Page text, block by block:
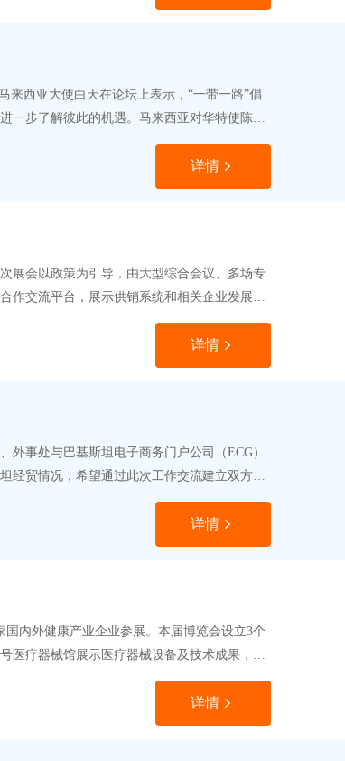
西亚大使白天在论坛上表示，“一带一路”倡
一步了解彼此的机遇。马来西亚对华特使陈国
详情
展会以政策为引导，由大型综合会议、多场专
作交流平台，展示供销系统和相关企业发展成
详情
事处与巴基斯坦电子商务门户公司（ECG）
经贸情况，希望通过此次工作交流建立双方稳
详情
内外健康产业企业参展。本届博览会设立3个
医疗器械馆展示医疗器械设备及技术成果，2
详情